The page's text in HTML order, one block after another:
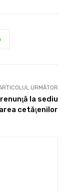
URMĂTOR
renunţă la sediu
cetăţenilor